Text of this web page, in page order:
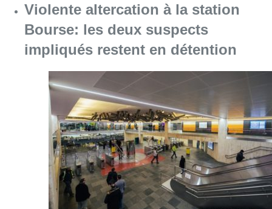
05 août 2026Consulter l'article "Violente altercation à la
Réaménagement de l’avenue Louis
Bertrand : une centaine d’arbres
menacés d’abattage